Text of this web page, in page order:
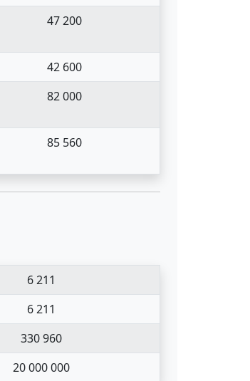
47 200
42 600
82 000
85 560
6 211
6 211
330 960
20 000 000